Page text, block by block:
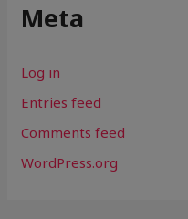
Meta
Log in
Entries feed
Comments feed
WordPress.org